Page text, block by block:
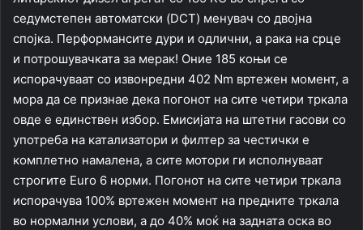
седумстепен автоматски (DCT) менувач со двојна
спојка. Перформансите дури и одлични, а рака на срце
и потрошувачката за мерак! Оние 185 коњи се
испорачуваат со извонредни 402 Nm вртежен момент, а
мора да се признае дека погонот на сите четири тркала
овде е единствен избор. Емисијата на штетни гасови со
употреба на катализатори и филтер за честички е
комплетно намалена, а сите мотори ги исполнуваат
строгите Euro 6 норми. Погонот на сите четири тркала
испорачува 100% вртежен момент на предните тркала
во нормални услови, а до 40% моќ на задната оска во